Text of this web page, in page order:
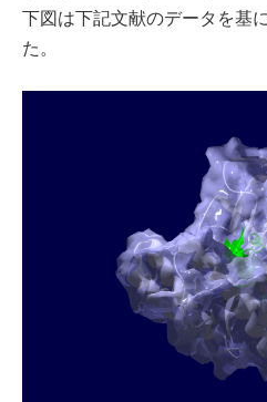
下図は下記文献のデータを基
た。